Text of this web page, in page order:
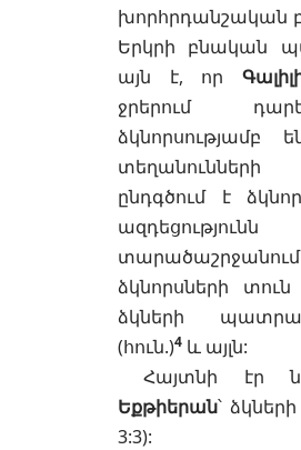
խորհրդանշական
Երկրի բնական
այն է, որ
ջրերում
ձկնորսությամբ
տեղանունների
ընդգծում է
ձկնորսների տուն
ձկների
(հուն.)4 և այլն:
Հայտնի էր
Եքթիերան՝
3:3):